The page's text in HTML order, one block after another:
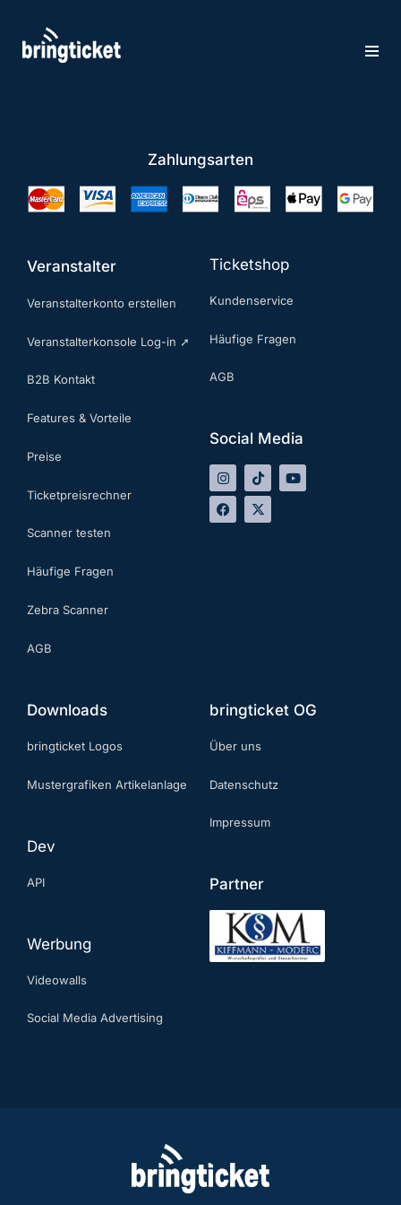
Zum
Zahlungsarten
Veranstalter
Veranstalterkonto erstellen
Veranstalterkonsole Log-in ➚
B2B Kontakt
Features & Vorteile
Preise
Ticketpreisrechner
Scanner testen
Häufige Fragen
Zebra Scanner
AGB
Ticketshop
Kundenservice
Häufige Fragen
AGB
Social Media
Downloads
bringticket Logos
Mustergrafiken Artikelanlage
Dev
API
Werbung
Videowalls
Social Media Advertising
bringticket OG
Über uns
Datenschutz
Impressum
Partner